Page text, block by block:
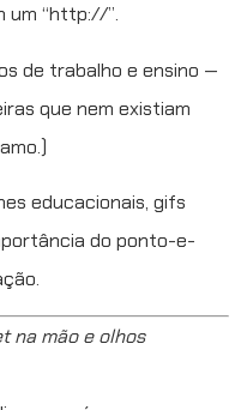
um “http://”.
de trabalho e ensino —
que nem existiam
educacionais, gifs
do ponto-e-
na mão e olhos